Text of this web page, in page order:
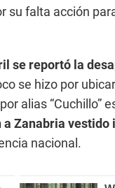
su falta acción
se reportó la
se hizo por
alias “Cuchillo”
a Zanabria
nacional.